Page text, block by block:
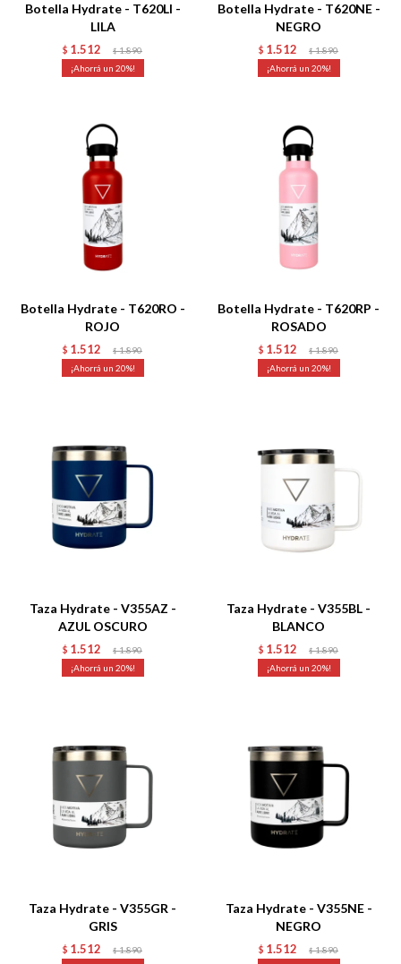
Botella Hydrate - T620LI -
LILA
$ 1.512 $ 1.890
20
Botella Hydrate - T620NE -
NEGRO
$ 1.512 $ 1.890
20
Botella Hydrate - T620RO -
ROJO
$ 1.512 $ 1.890
20
Botella Hydrate - T620RP -
ROSADO
$ 1.512 $ 1.890
20
Taza Hydrate - V355AZ -
AZUL OSCURO
$ 1.512 $ 1.890
20
Taza Hydrate - V355BL -
BLANCO
$ 1.512 $ 1.890
20
Taza Hydrate - V355GR -
GRIS
$ 1.512 $ 1.890
Taza Hydrate - V355NE -
NEGRO
$ 1.512 $ 1.890